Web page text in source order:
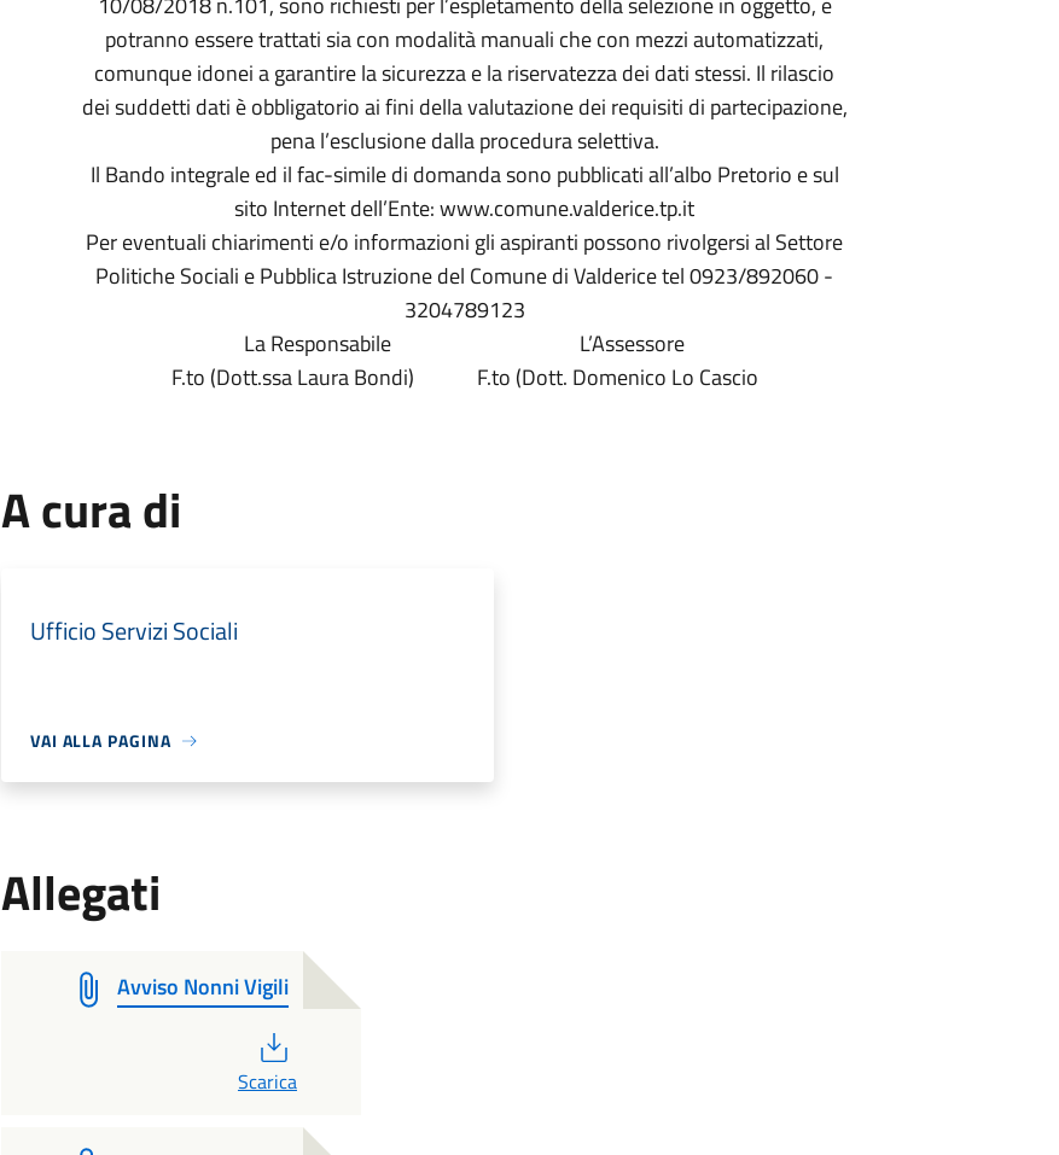
potranno essere trattati sia con modalità manuali che con mezzi automatizzati,
comunque idonei a garantire la sicurezza e la riservatezza dei dati stessi. Il rilascio
dei suddetti dati è obbligatorio ai fini della valutazione dei requisiti di partecipazione,
pena l’esclusione dalla procedura selettiva.
Il Bando integrale ed il fac-simile di domanda sono pubblicati all’albo Pretorio e sul
sito Internet dell’Ente: www.comune.valderice.tp.it
Per eventuali chiarimenti e/o informazioni gli aspiranti possono rivolgersi al Settore
Politiche Sociali e Pubblica Istruzione del Comune di Valderice tel 0923/892060 -
3204789123
La Responsabile L’Assessore
F.to (Dott.ssa Laura Bondi) F.to (Dott. Domenico Lo Cascio
A cura di
Ufficio Servizi Sociali
VAI ALLA PAGINA
Allegati
Avviso Nonni Vigili
Scarica